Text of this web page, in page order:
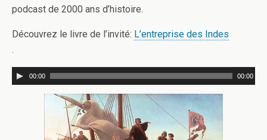
podcast de 2000 ans d’histoire.
Découvrez le livre de l’invité: L’entreprise des Indes
.
00:00 00:00